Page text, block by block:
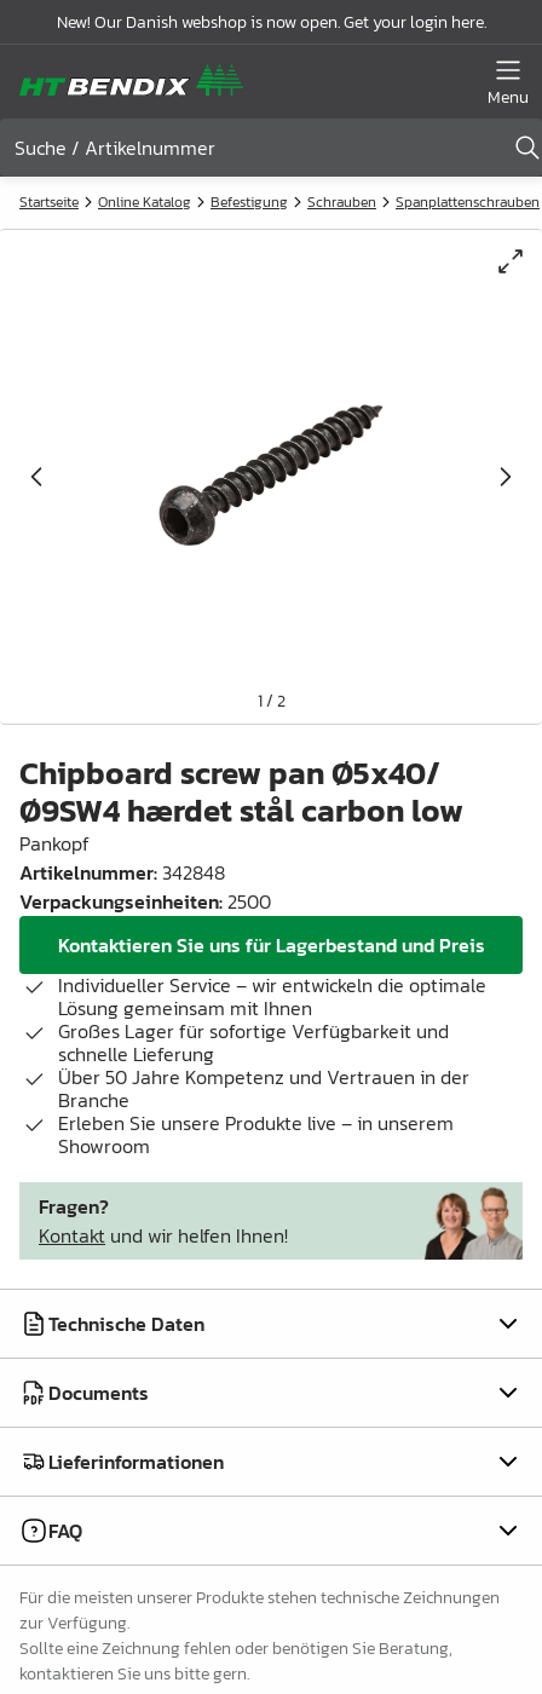
New! Our Danish webshop is now open. Get your login here.
Menu
Startseite Online Katalog Befestigung Schrauben Spanplattenschrauben
1/2
Chipboard screw pan Ø5x40/
Ø9SW4 hærdet stål carbon low
Pankopf
Artikelnummer:342848
Verpackungseinheiten:2500
Kontaktieren Sie uns für Lagerbestand und Preis
Individueller Service – wir entwickeln die optimale
Lösung gemeinsam mit Ihnen
Großes Lager für sofortige Verfügbarkeit und
schnelle Lieferung
Über 50 Jahre Kompetenz und Vertrauen in der
Branche
Erleben Sie unsere Produkte live – in unserem
Showroom
Fragen?
Kontakt und wir helfen Ihnen!
Technische Daten
Documents
Lieferinformationen
FAQ
Für die meisten unserer Produkte stehen technische Zeichnungen
zur Verfügung.
Sollte eine Zeichnung fehlen oder benötigen Sie Beratung,
kontaktieren Sie uns bitte gern.